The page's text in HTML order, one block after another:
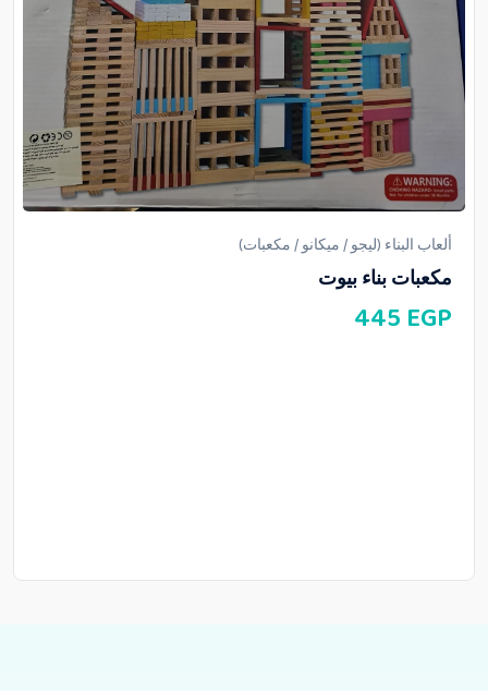
ألعاب البناء (ليجو / ميكانو / مكعبات)
مكعبات بناء بيوت
445 EGP